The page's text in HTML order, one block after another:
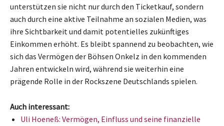
unterstützen sie nicht nur durch den Ticketkauf, sondern
auch durch eine aktive Teilnahme an sozialen Medien, was
ihre Sichtbarkeit und damit potentielles zukünftiges
Einkommen erhöht. Es bleibt spannend zu beobachten, wie
sich das Vermögen der Böhsen Onkelz in den kommenden
Jahren entwickeln wird, während sie weiterhin eine
prägende Rolle in der Rockszene Deutschlands spielen.
Auch interessant:
Uli Hoeneß: Vermögen, Einfluss und seine finanzielle